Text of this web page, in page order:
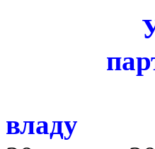
владу